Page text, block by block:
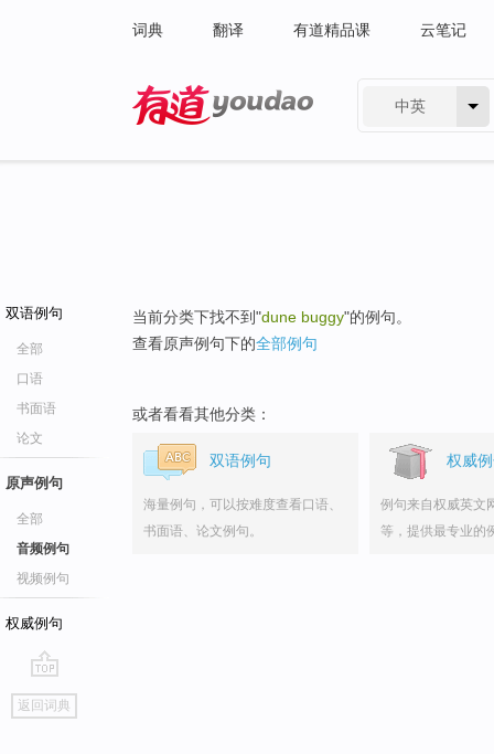
词典 翻译 有道精品课 云笔记
中英
双语例句
全部
口语
书面语
论文
原声例句
全部
音频例句
视频例句
权威例句
go
top
返回词典
当前分类下找不到"dune buggy"的例句。
查看原声例句下的全部例句
或者看看其他分类：
双语例句
海量例句，可以按难度查看口语、
书面语、论文例句。
权威
例句来自权威英文
等，提供最专业的